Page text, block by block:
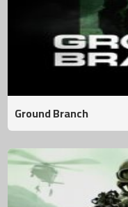
Ground Branch